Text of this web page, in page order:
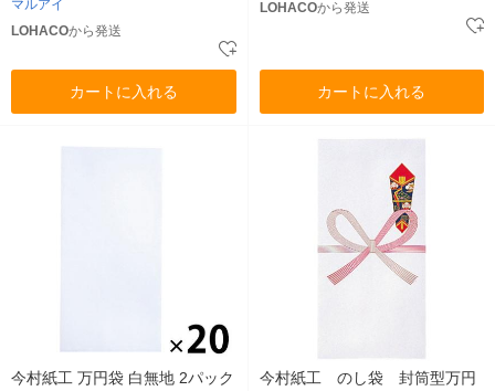
マルアイ
LOHACOから発送
カートに入れる
LOHACOから発送
カートに入れる
今村紙工 万円袋 白無地 2パック
今村紙工 のし袋 封筒型万円